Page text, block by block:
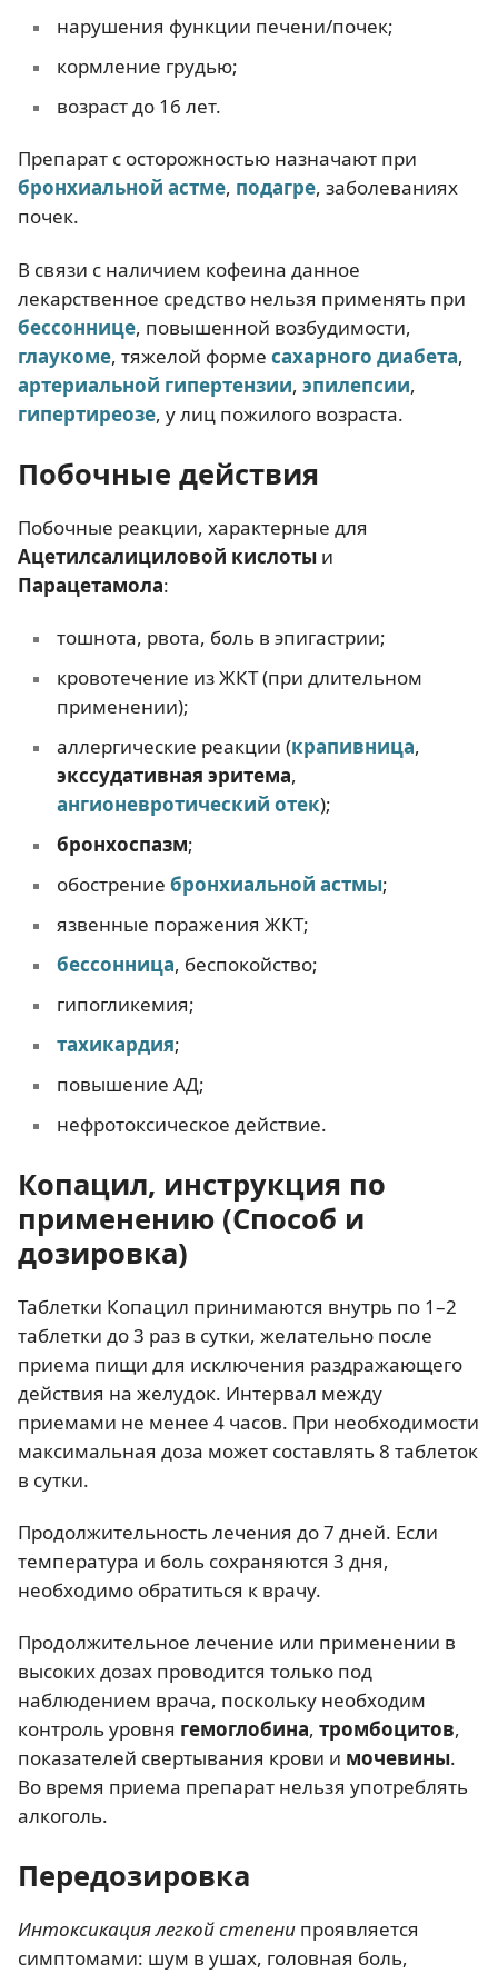
нарушения функции печени/почек;
кормление грудью;
возраст до 16 лет.
Препарат с осторожностью назначают при
бронхиальной астме, подагре, заболеваниях
почек.
В связи с наличием кофеина данное
лекарственное средство нельзя применять при
бессоннице, повышенной возбудимости,
глаукоме, тяжелой форме сахарного диабета,
артериальной гипертензии, эпилепсии,
гипертиреозе, у лиц пожилого возраста.
Побочные действия
Побочные реакции, характерные для
Ацетилсалициловой кислоты и
Парацетамола:
тошнота, рвота, боль в эпигастрии;
кровотечение из ЖКТ (при длительном
применении);
аллергические реакции (крапивница,
экссудативная эритема,
ангионевротический отек);
бронхоспазм;
обострение бронхиальной астмы;
язвенные поражения ЖКТ;
бессонница, беспокойство;
гипогликемия;
тахикардия;
повышение АД;
нефротоксическое действие.
Копацил, инструкция по
применению (Способ и
дозировка)
Таблетки Копацил принимаются внутрь по 1–2
таблетки до 3 раз в сутки, желательно после
приема пищи для исключения раздражающего
действия на желудок. Интервал между
приемами не менее 4 часов. При необходимости
максимальная доза может составлять 8 таблеток
в сутки.
Продолжительность лечения до 7 дней. Если
температура и боль сохраняются 3 дня,
необходимо обратиться к врачу.
Продолжительное лечение или применении в
высоких дозах проводится только под
наблюдением врача, поскольку необходим
контроль уровня гемоглобина, тромбоцитов,
показателей свертывания крови и мочевины.
Во время приема препарат нельзя употреблять
алкоголь.
Передозировка
Интоксикация легкой степени проявляется
симптомами: шум в ушах, головная боль,